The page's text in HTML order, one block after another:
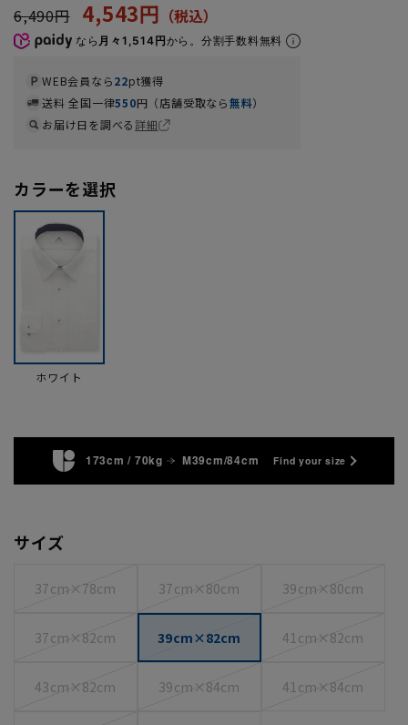
6,490円 4,543円
なら 月々1,514円から。分割手数料無料
WEB会員なら22pt獲得
送料 全国一律550円（店舗受取なら無料）
お届け日を調べる詳細
カラーを選択
ホワイト
173cm / 70kg M39cm/84cm Find your size
サイズ
37cm×78cm 37cm×80cm 39cm×80cm
37cm×82cm 39cm×82cm 41cm×82cm
43cm×82cm 39cm×84cm 41cm×84cm